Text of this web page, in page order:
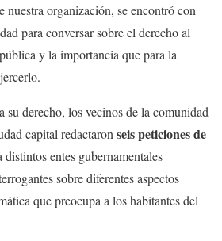
nuestra organización, se encontró con
para conversar sobre el derecho al
y la importancia que para la
su derecho, los vecinos de la comunidad
capital redactaron seis peticiones de
distintos entes gubernamentales
sobre diferentes aspectos
que preocupa a los habitantes del